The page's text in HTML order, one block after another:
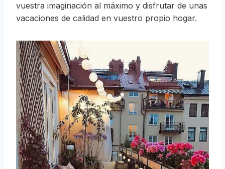
vuestra imaginación al máximo y disfrutar de unas
vacaciones de calidad en vuestro propio hogar.